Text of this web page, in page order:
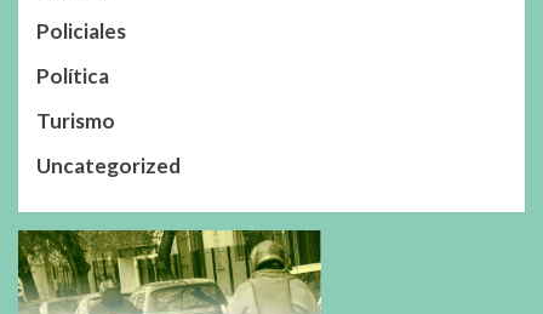
Policiales
Política
Turismo
Uncategorized